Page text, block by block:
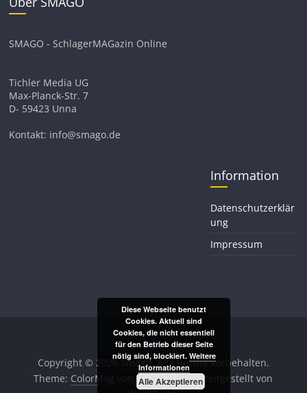
SMAGO - SchlagerMAGazin Online
Tichler Media UG
Max-Planck-Str. 7
D- 59423 Unna
Kontakt: info@smago.de
Information
Datenschutzerklär
ung
Impressum
Copyright © 2026Smago. Alle Rechte vorbehalten.
Theme: ColorMag
von ThemeGrill. Bereitgestellt von
Diese Webseite benutzt
Cookies. Aktuell sind
Cookies, die nicht essentiell
für den Betrieb dieser Seite
nötig sind, blockiert. Weitere
Informationen
Alle Akzeptieren